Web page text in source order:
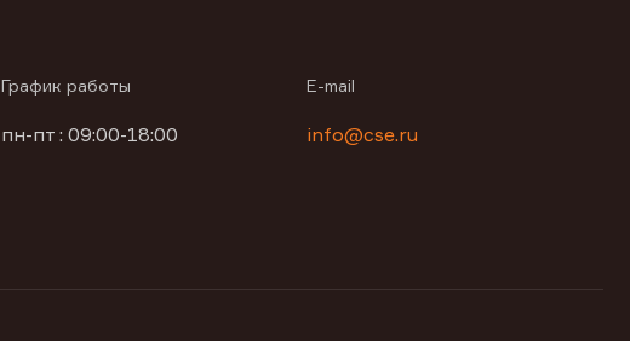
График работы
пн-пт : 09:00-18:00
E-mail
info@cse.ru